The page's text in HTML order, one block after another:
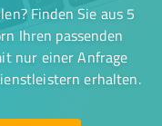
Finden Sie aus 5
Ihren passenden
nur einer Anfrage
erhalten.